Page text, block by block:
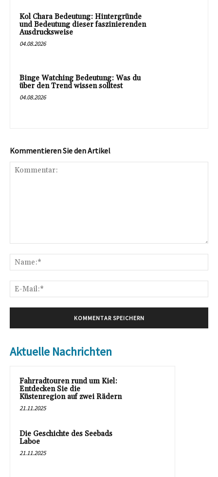
Kol Chara Bedeutung: Hintergründe
und Bedeutung dieser faszinierenden
Ausdrucksweise
04.08.2026
Binge Watching Bedeutung: Was du
über den Trend wissen solltest
04.08.2026
Kommentieren Sie den Artikel
Aktuelle Nachrichten
Fahrradtouren rund um Kiel:
Entdecken Sie die
Küstenregion auf zwei Rädern
21.11.2025
Die Geschichte des Seebads
Laboe
21.11.2025